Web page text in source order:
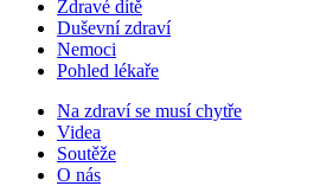
Zdravé dítě
Duševní zdraví
Nemoci
Pohled lékaře
Na zdraví se musí chytře
Videa
Soutěže
O nás